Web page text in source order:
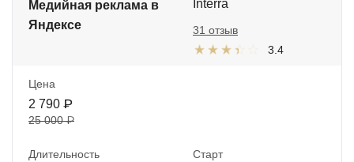
Медийная реклама в
Яндексе
Interra
3.4
31 отзыв
Цена
2 790 ₽
25 000 ₽
Длительность Старт